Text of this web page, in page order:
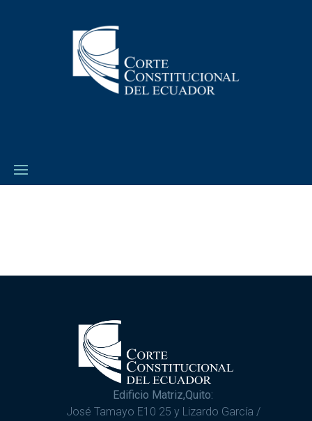
Edificio Matriz,Quito:
José Tamayo E10 25 y Lizardo García /